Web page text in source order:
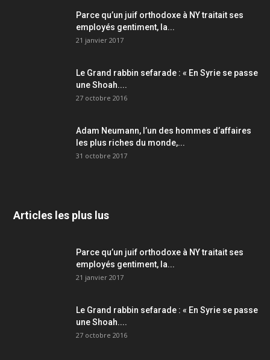
Parce qu’un juif orthodoxe à NY traitait ses
employés gentiment, la...
21 janvier 2017
Le Grand rabbin sefarade : « En Syrie se passe
une Shoah....
27 octobre 2016
Adam Neumann, l’un des hommes d’affaires
les plus riches du monde,...
31 octobre 2017
Articles les plus lus
Parce qu’un juif orthodoxe à NY traitait ses
employés gentiment, la...
21 janvier 2017
Le Grand rabbin sefarade : « En Syrie se passe
une Shoah....
27 octobre 2016